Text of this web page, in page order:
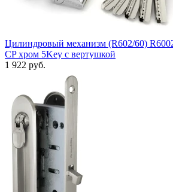
Цилиндровый механизм (R602/60)
CP хром 5Key с вертушкой
1 922 руб.